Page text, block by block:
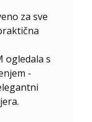
za sve
ogledala s
-